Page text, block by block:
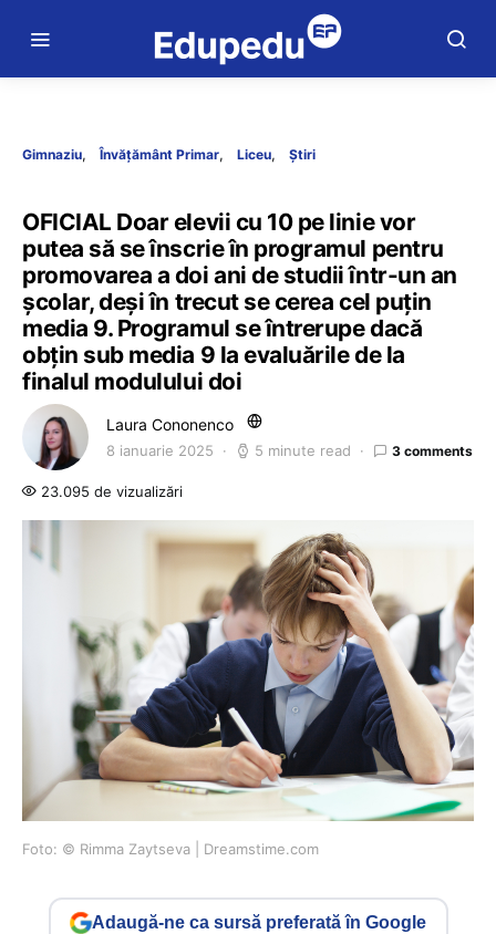
Gimnaziu Învățământ Primar Liceu Știri
OFICIAL Doar elevii cu 10 pe linie vor
putea să se înscrie în programul pentru
promovarea a doi ani de studii într-un an
școlar, deși în trecut se cerea cel puțin
media 9. Programul se întrerupe dacă
obțin sub media 9 la evaluările de la
finalul modulului doi
Laura Cononenco
8 ianuarie 2025 5 minute read 3 comments
23.095 de vizualizări
Foto: © Rimma Zaytseva | Dreamstime.com
Adaugă-ne ca sursă preferată în Google